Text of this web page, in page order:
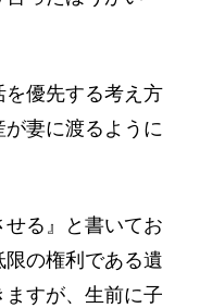
優先する考え方
妻に渡るように
せる』と書いてお
限の権利である遺
すが、生前に子